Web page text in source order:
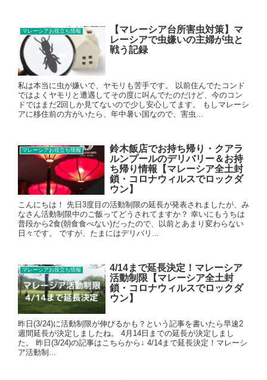
マレーシアお役立ち情報
【マレーシア台所害虫対策】マ
レーシアで虫嫌いの主婦が虫と
戦う記録
私は本当に虫が嫌いで、ヤモリも苦手です。 以前住んでたコンド
ではよくヤモリと遭遇してその度に叫んでたのだけど、今のコン
ドではまだ2回しか見てないので少し安心してます。 もしマレーシ
アに移住前の方がいたら、年中暑い国なので、害虫...
マレーシアお役立ち情報
鈴木飯店でお持ち帰り・クアラ
ルンプールのデリバリー＆お持
ち帰り情報【マレーシア全土封
鎖・コロナウィルスでロックダ
ウン】
こんにちは！ 先日3度目の活動制限の延長が発表されましたが、み
なさん活動制限中のご飯ってどうされてますか？ 幸いにもうちは
普段から2食(朝食食べない)だったので、以前とあまり変わらない
日々です。 ですが、たまにはデリバリ...
マレーシアお役立ち情報
4/14まで延長決定！マレーシア
活動制限【マレーシア全土封
鎖・コロナウィルスでロックダ
ウン】
昨日(3/24)に活動制限が伸びるかも？という記事を書いたら早速2
週間延長が決定しましたね。 4月14日までの延長が決定しまし
た。 昨日(3/24)の記事はこちらから↓ 4/14まで延長決定！マレーシ
ア活動制...